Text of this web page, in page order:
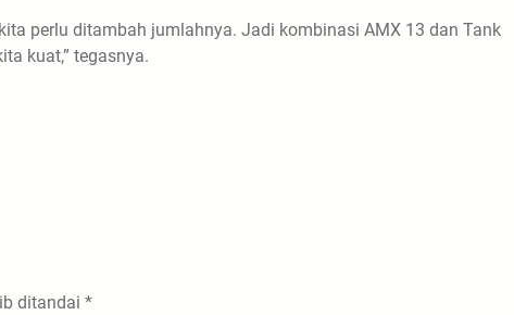
perlu ditambah jumlahnya. Jadi kombinasi AMX 13 dan Tank
kuat,” tegasnya.
ditandai *